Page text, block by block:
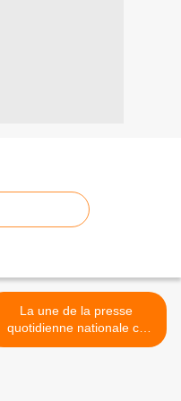
La une de la presse
quotidienne nationale ce
mercredi 27 octobre. >